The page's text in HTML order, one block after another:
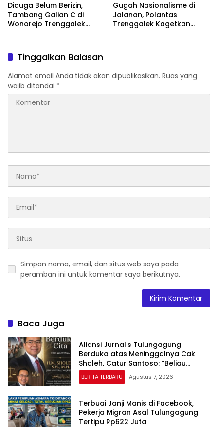
Diduga Belum Berizin,
Tambang Galian C di
Wonorejo Trenggalek
Gugah Nasionalisme di
Jalanan, Polantas
Trenggalek Kagetkan
Tinggalkan Balasan
Alamat email Anda tidak akan dipublikasikan. Ruas yang
wajib ditandai *
Simpan nama, email, dan situs web saya pada
peramban ini untuk komentar saya berikutnya.
Baca Juga
Aliansi Jurnalis Tulungagung
Berduka atas Meninggalnya Cak
Sholeh, Catur Santoso: “Beliau
Pejuang Keadilan yang Vokal”
BERITA TERBARU Agustus 7, 2026
Terbuai Janji Manis di Facebook,
Pekerja Migran Asal Tulungagung
Tertipu Rp622 Juta